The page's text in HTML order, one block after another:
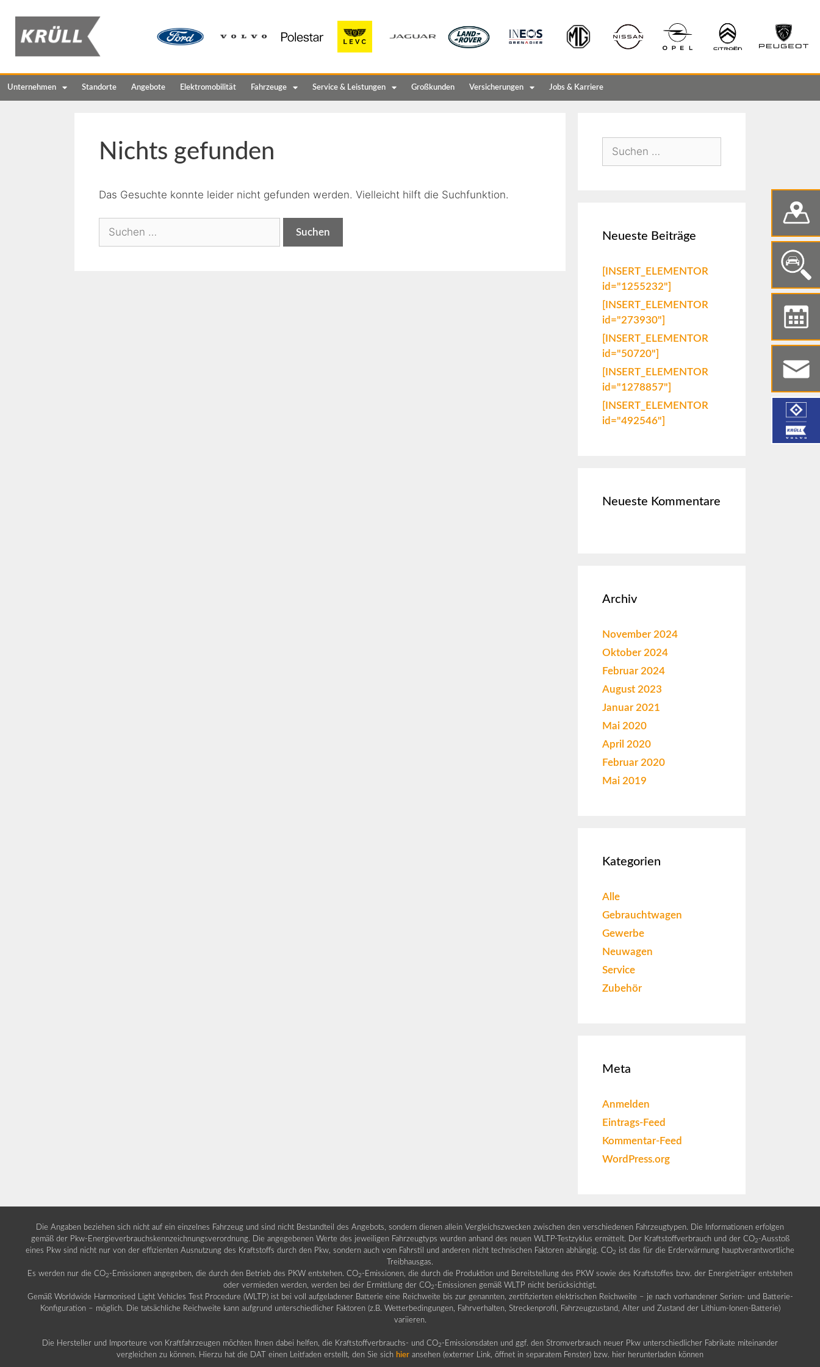
Unternehmen Standorte Angebote Elektromobilität Fahrzeuge Service & Leistungen Großkunden Versicherungen Jobs & Karriere
Nichts gefunden
Das Gesuchte konnte leider nicht gefunden werden. Vielleicht hilft die Suchfunktion.
Neueste Beiträge
[INSERT_ELEMENTOR
id="1255232"]
[INSERT_ELEMENTOR
id="273930"]
[INSERT_ELEMENTOR
id="50720"]
[INSERT_ELEMENTOR
id="1278857"]
[INSERT_ELEMENTOR
id="492546"]
Neueste Kommentare
Archiv
November 2024
Oktober 2024
Februar 2024
August 2023
Januar 2021
Mai 2020
April 2020
Februar 2020
Mai 2019
Kategorien
Alle
Gebrauchtwagen
Gewerbe
Neuwagen
Service
Zubehör
Meta
Anmelden
Eintrags-Feed
Kommentar-Feed
WordPress.org
Die Angaben beziehen sich nicht auf ein einzelnes Fahrzeug und sind nicht Bestandteil des Angebots, sondern dienen allein Vergleichszwecken zwischen den verschiedenen Fahrzeugtypen. Die Informationen erfolgen
gemäß der Pkw-Energieverbrauchskennzeichnungsverordnung. Die angegebenen Werte des jeweiligen Fahrzeugtyps wurden anhand des neuen WLTP-Testzyklus ermittelt. Der Kraftstoffverbrauch und der CO2 -Ausstoß
eines Pkw sind nicht nur von der effizienten Ausnutzung des Kraftstoffs durch den Pkw, sondern auch vom Fahrstil und anderen nicht technischen Faktoren abhängig. CO2 ist das für die Erderwärmung hauptverantwortliche
Treibhausgas.
Es werden nur die CO2 -Emissionen angegeben, die durch den Betrieb des PKW entstehen. CO2 -Emissionen, die durch die Produktion und Bereitstellung des PKW sowie des Kraftstoffes bzw. der Energieträger entstehen
oder vermieden werden, werden bei der Ermittlung der CO2 -Emissionen gemäß WLTP nicht berücksichtigt.
Gemäß Worldwide Harmonised Light Vehicles Test Procedure (WLTP) ist bei voll aufgeladener Batterie eine Reichweite bis zur genannten, zertifizierten elektrischen Reichweite – je nach vorhandener Serien- und Batterie-
Konfiguration – möglich. Die tatsächliche Reichweite kann aufgrund unterschiedlicher Faktoren (z.B. Wetterbedingungen, Fahrverhalten, Streckenprofil, Fahrzeugzustand, Alter und Zustand der Lithium-Ionen-Batterie)
variieren.
Die Hersteller und Importeure von Kraftfahrzeugen möchten Ihnen dabei helfen, die Kraftstoffverbrauchs- und CO2 -Emissionsdaten und ggf. den Stromverbrauch neuer Pkw unterschiedlicher Fabrikate miteinander
vergleichen zu können. Hierzu hat die DAT einen Leitfaden erstellt, den Sie sich hier ansehen (externer Link, öffnet in separatem Fenster) bzw. hier herunterladen können